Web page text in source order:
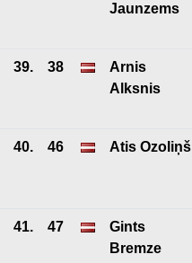
Jaunzems
39. 38
Arnis
Alksnis
40. 46 Atis Ozoliņš
41. 47
Gints
Bremze